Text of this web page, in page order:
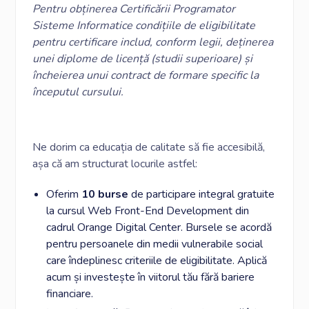
Pentru obținerea Certificării Programator
Sisteme Informatice condițiile de eligibilitate
pentru certificare includ, conform legii, deținerea
unei diplome de licență (studii superioare) și
încheierea unui contract de formare specific la
începutul cursului.
Ne dorim ca educația de calitate să fie accesibilă,
așa că am structurat locurile astfel:
Oferim 10 bursede participare integral gratuite
la cursul Web Front-End Development din
cadrul Orange Digital Center. Bursele se acordă
pentru persoanele din medii vulnerabile social
care îndeplinesc criteriile de eligibilitate. Aplică
acum și investește în viitorul tău fără bariere
financiare.